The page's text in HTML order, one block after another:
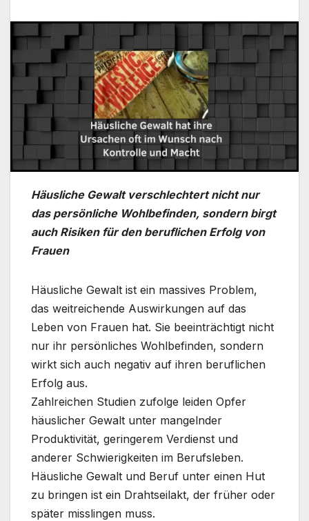
Häusliche Gewalt verschlechtert nicht nur
das persönliche Wohlbefinden, sondern birgt
auch Risiken für den beruflichen Erfolg von
Frauen
Häusliche Gewalt ist ein massives Problem,
das weitreichende Auswirkungen auf das
Leben von Frauen hat. Sie beeinträchtigt nicht
nur ihr persönliches Wohlbefinden, sondern
wirkt sich auch negativ auf ihren beruflichen
Erfolg aus.
Zahlreichen Studien zufolge leiden Opfer
häuslicher Gewalt unter mangelnder
Produktivität, geringerem Verdienst und
anderer Schwierigkeiten im Berufsleben.
Häusliche Gewalt und Beruf unter einen Hut
zu bringen ist ein Drahtseilakt, der früher oder
später misslingen muss.